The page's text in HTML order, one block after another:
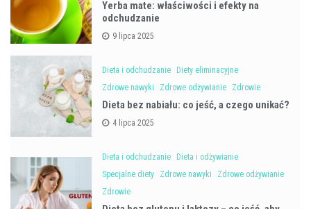
Yerba mate: właściwości i efekty na
odchudzanie
9 lipca 2025
Dieta i odchudzanie
Diety eliminacyjne
Zdrowe nawyki
Zdrowe odżywianie Zdrowie
Dieta bez nabiału: co jeść, a czego unikać?
4 lipca 2025
Dieta i odchudzanie
Dieta i odżywianie
Specjalne diety
Zdrowe nawyki
Zdrowe odżywianie
Zdrowie